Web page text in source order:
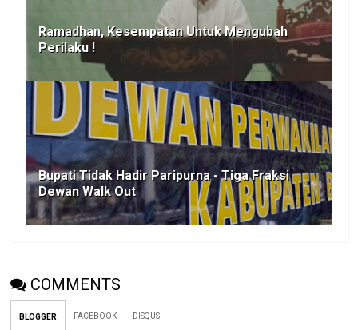
Ramadhan, Kesempatan Untuk Mengubah
Perilaku !
Bupati Tidak Hadir Paripurna - Tiga Fraksi
Dewan Walk Out
COMMENTS
BLOGGER FACEBOOK DISQUS